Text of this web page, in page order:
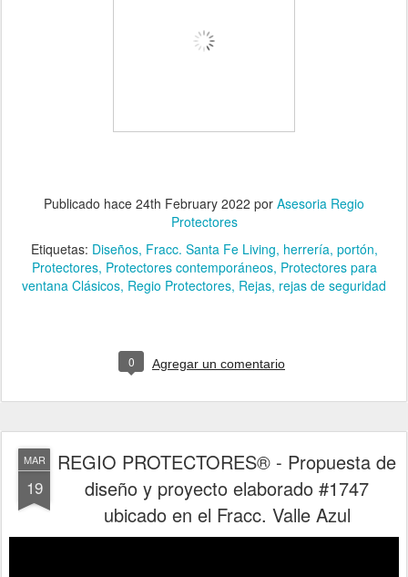
Publicado hace 24th February 2022 por Asesoria Regio
Protectores
Etiquetas: Diseños Fracc. Santa Fe Living herrería portón
Protectores Protectores contemporáneos Protectores para
ventana Clásicos Regio Protectores Rejas rejas de seguridad
0 Agregar un comentario
MAR
19
REGIO PROTECTORES® - Propuesta de
diseño y proyecto elaborado #1747
ubicado en el Fracc. Valle Azul